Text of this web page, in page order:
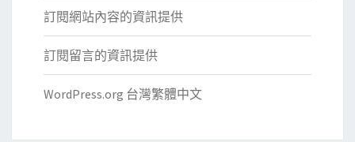
訂閱網站內容的資訊提供
訂閱留言的資訊提供
WordPress.org 台灣繁體中文